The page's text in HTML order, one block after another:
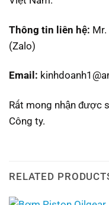
Thông tin liên hệ:
(Zalo)
Email:
Rất mong nhận được
Công ty.
RELATED